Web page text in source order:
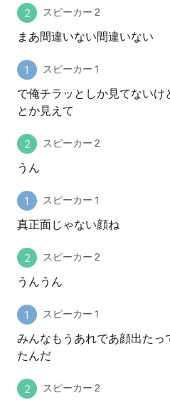
スピーカー 2
まあ間違いない間違いない
スピーカー 1
で俺チラッとしか見てない
とか見えて
スピーカー 2
うん
スピーカー 1
真正面じゃない顔ね
スピーカー 2
うんうん
スピーカー 1
みんなもうあれであ顔出たっ
たんだ
スピーカー 2